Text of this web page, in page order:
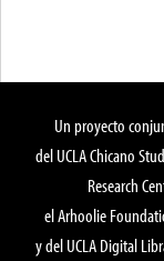
Un proyecto
del UCLA Chicano
Research
el Arhoolie
y del UCLA Digital